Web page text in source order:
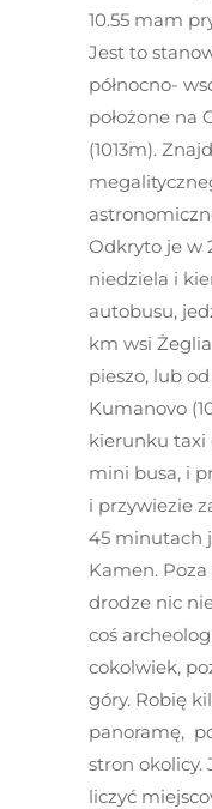
10.55 mam
Jest to
północno-
położone na
(1013m).
Odkryto je w
niedziela i
autobusu,
km wsi
pieszo, lub
Kumanovo
kierunku taxi
mini busa, i
i przywiezie
45 minutach
Kamen.
drodze nic
coś
cokolwiek,
góry. Robię
panoramę,
stron okolicy.
liczyć